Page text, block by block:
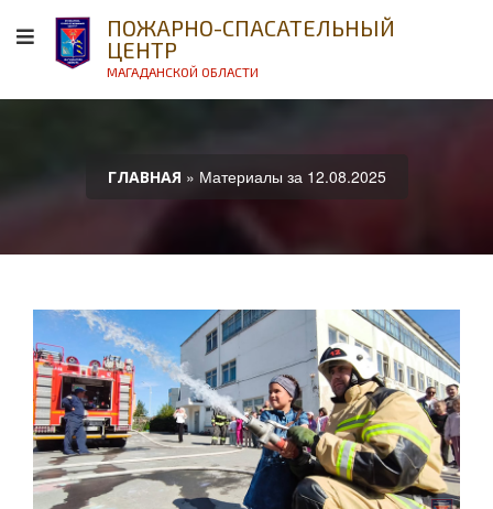
ПОЖАРНО-СПАСАТЕЛЬНЫЙ
ЦЕНТР
МАГАДАНСКОЙ ОБЛАСТИ
ГЛАВНАЯ » Материалы за 12.08.2025